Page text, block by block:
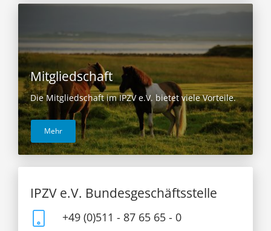
Mitgliedschaft
Die Mitgliedschaft im IPZV e.V. bietet viele Vorteile.
Mehr
IPZV e.V. Bundesgeschäftsstelle
+49 (0)511 - 87 65 65 - 0